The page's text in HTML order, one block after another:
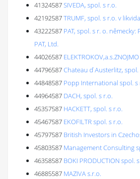
41324587SIVEDA, spol. s r.o.
42192587TRUMF, spol. s r.o. v
43222587 PAT, spol. s r. o. německy:
PAT, Ltd.
44026587 ELEKTROKOV,a.s.ZNOJMO
44796587Chateau ď Austerlitz, spol.
44848587 Popp International spol. s
44964587 DACH, spol. s r.o.
45357587 HACKETT, spol. s r.o.
45467587 EKOFILTR spol. s r.o.
45797587 British Investors in
45803587 Management Consulting
46358587 BOKI PRODUCTION spol.
46885587 MAZIVA s.r.o.